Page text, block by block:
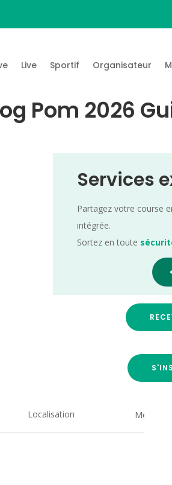
Live Sportif Organisateur
Pom 2026
Services
Partagez votre course
intégrée.
Sortez en toute
Localisation Medias